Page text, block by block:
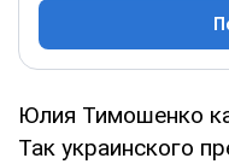
Юлия Тимошенко
Так украинского